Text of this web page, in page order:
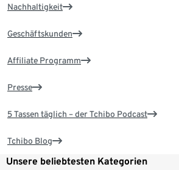
Nachhaltigkeit
Geschäftskunden
Affiliate Programm
Presse
5 Tassen täglich – der Tchibo Podcast
Tchibo Blog
Unsere beliebtesten Kategorien